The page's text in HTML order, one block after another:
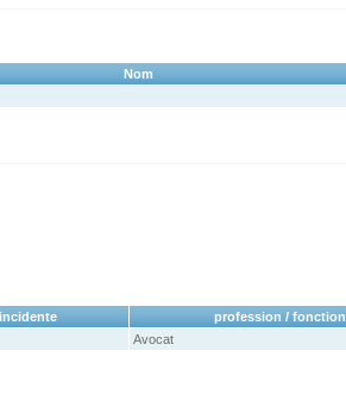
Nom
profession / fonction
Avocat